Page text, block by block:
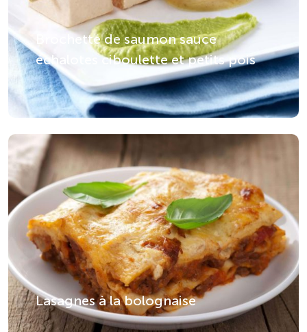
Brochette de saumon sauce
échalotes ciboulette et petits pois
Lasagnes à la bolognaise